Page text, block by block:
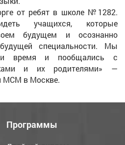
от ребят в школе №1282.
учащихся, которые
будущем и осознанно
специальности. Мы
время и пообщались с
и их родителями» —
МСМ в Москве.
Программы